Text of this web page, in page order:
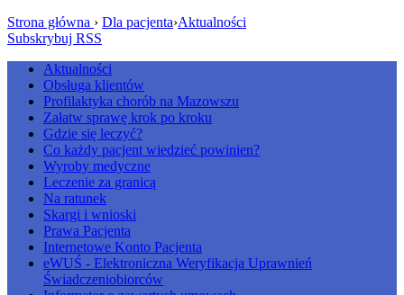
Strona główna › Dla pacjenta›Aktualności
Subskrybuj RSS
Aktualności
Obsługa klientów
Profilaktyka chorób na Mazowszu
Załatw sprawę krok po kroku
Gdzie się leczyć?
Co każdy pacjent wiedzieć powinien?
Wyroby medyczne
Leczenie za granicą
Na ratunek
Skargi i wnioski
Prawa Pacjenta
Internetowe Konto Pacjenta
eWUŚ - Elektroniczna Weryfikacja Uprawnień
Świadczeniobiorców